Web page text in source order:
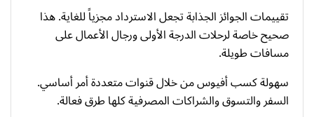
تقييمات الجوائز الجذابة تجعل الاسترداد مجزياً للغاية. هذا
صحيح خاصة لرحلات الدرجة الأولى ورجال الأعمال على
مسافات طويلة.
سهولة كسب أفيوس من خلال قنوات متعددة أمر أساسي.
السفر والتسوق والشراكات المصرفية كلها طرق فعالة.